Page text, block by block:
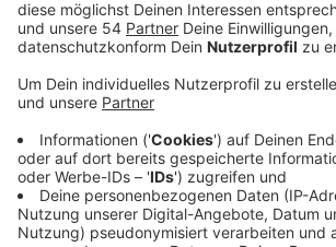
Anzeige
Letzte Woche hat NRW-
Laschet den Fahrplan für Nordrhein-
Exitstrategie vorgestellt. Ab heute
Geschäfte wieder öffnen. Die neue
Person pro 10 Quadratmetern
Lockerungen sind mit strengen